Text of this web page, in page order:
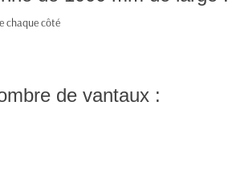
chaque côté
de vantaux :